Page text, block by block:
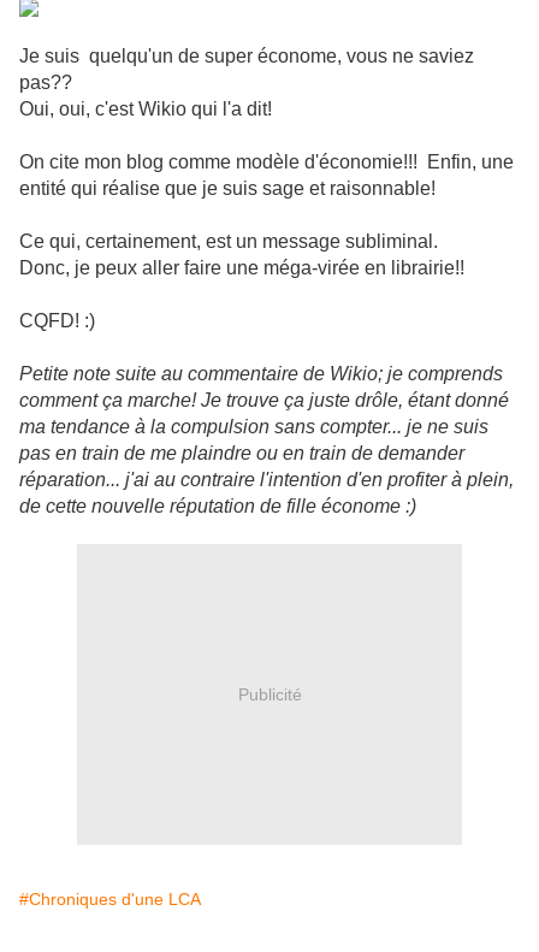
Je suis quelqu'un de super économe, vous ne saviez
pas??
Oui, oui, c'est Wikio qui l'a dit!
On cite mon blog comme modèle d'économie!!! Enfin, une
entité qui réalise que je suis sage et raisonnable!
Ce qui, certainement, est un message subliminal.
Donc, je peux aller faire une méga-virée en librairie!!
CQFD! :)
Petite note suite au commentaire de Wikio; je comprends
comment ça marche! Je trouve ça juste drôle, étant donné
ma tendance à la compulsion sans compter... je ne suis
pas en train de me plaindre ou en train de demander
réparation... j'ai au contraire l'intention d'en profiter à plein,
de cette nouvelle réputation de fille économe :)
Publicité
#Chroniques d'une LCA